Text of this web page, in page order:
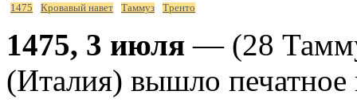
1475 Кровавый навет Таммуз Тренто
1475, 3 июля — (28
(Италия) вышло печатное